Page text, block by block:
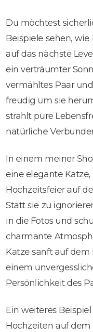
Du möchtest
Beispiele sehen,
auf das nächste
ein verträumter
vermähltes Paar
freudig um sie
strahlt pure
natürliche
In einem meiner
eine elegante
Hochzeitsfeier auf
Statt sie zu
in die Fotos und
charmante
Katze sanft auf dem
einem
Persönlichkeit des
Ein weiteres
Hochzeiten auf dem